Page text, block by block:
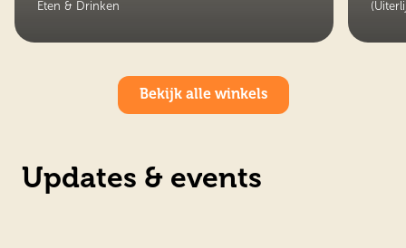
Eten & Drinken
Bekijk alle winkels
Updates & events